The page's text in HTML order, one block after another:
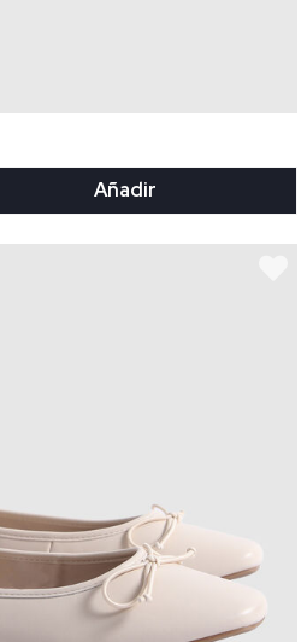
Añadir